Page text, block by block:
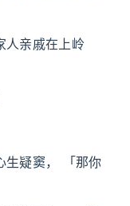
人亲戚在上岭
生疑窦， 「那你